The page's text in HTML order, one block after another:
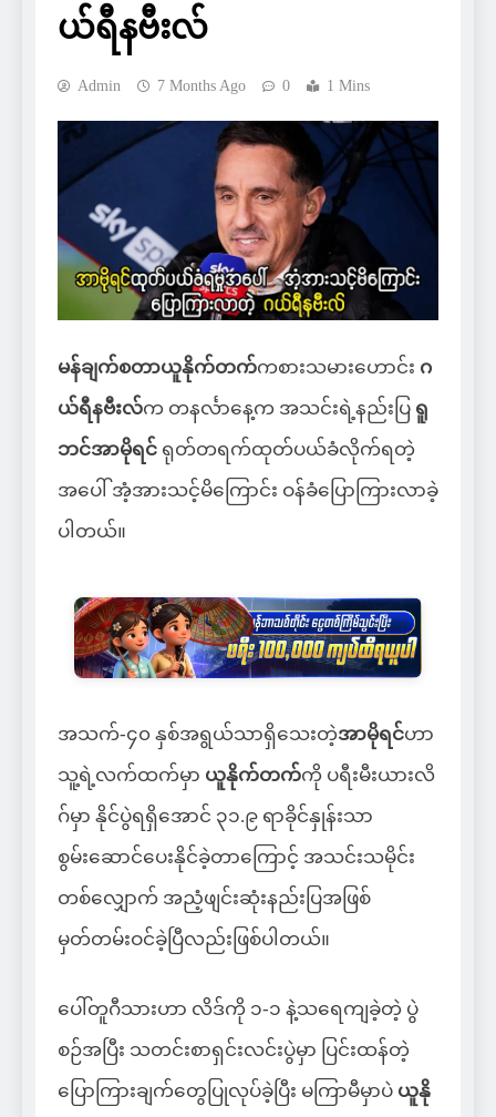
ယ်ရီနဗီးလ်
Admin 7 Months Ago 0 1 Mins
မန်ချက်စတာယူနိုက်တက်ကစားသမားဟောင်း ဂ
ယ်ရီနဗီးလ်က တနင်္လာနေ့က အသင်းရဲ့နည်းပြ ရူ
ဘင်အာမိုရင် ရုတ်တရက်ထုတ်ပယ်ခံလိုက်ရတဲ့
အပေါ် အံ့အားသင့်မိကြောင်း ဝန်ခံပြောကြားလာခဲ့
ပါတယ်။
အသက်-၄၀ နှစ်အရွယ်သာရှိသေးတဲ့အာမိုရင်ဟာ
သူ့ရဲ့လက်ထက်မှာ ယူနိုက်တက်ကို ပရီးမီးယားလိ
ဂ်မှာ နိုင်ပွဲရရှိအောင် ၃၁.၉ ရာခိုင်နှုန်းသာ
စွမ်း‌ဆောင်ပေးနိုင်ခဲ့တာကြောင့် အသင်းသမိုင်း
တစ်လျှောက် အညံ့ဖျင်းဆုံးနည်းပြအဖြစ်
မှတ်တမ်းဝင်ခဲ့ပြီလည်းဖြစ်ပါတယ်။
ပေါ်တူဂီသားဟာ လိဒ်ကို ၁-၁ နဲ့သရေကျခဲ့တဲ့ ပွဲ
စဉ်အပြီး သတင်းစာရှင်းလင်းပွဲမှာ ပြင်းထန်တဲ့
ပြောကြားချက်တွေပြုလုပ်ခဲ့ပြီး မကြာမီမှာပဲ ယူနို